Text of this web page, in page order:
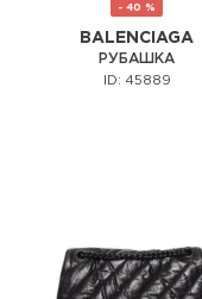
- 40 %
BALENCIAGA
РУБАШКА
ID: 45889